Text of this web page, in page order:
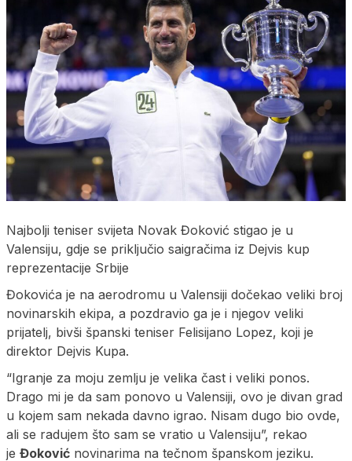
Najbolji teniser svijeta Novak Đoković stigao je u
Valensiju, gdje se priključio saigračima iz Dejvis kup
reprezentacije Srbije
Đokovića je na aerodromu u Valensiji dočekao veliki broj
novinarskih ekipa, a pozdravio ga je i njegov veliki
prijatelj, bivši španski teniser Felisijano Lopez, koji je
direktor Dejvis Kupa.
“Igranje za moju zemlju je velika čast i veliki ponos.
Drago mi je da sam ponovo u Valensiji, ovo je divan grad
u kojem sam nekada davno igrao. Nisam dugo bio ovde,
ali se radujem što sam se vratio u Valensiju”, rekao
je Đoković novinarima na tečnom španskom jeziku.